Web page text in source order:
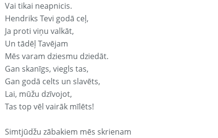
Vai tikai neapnicis.
Hendriks Tevi godā ceļ,
Ja proti viņu valkāt,
Un tādēļ Tavējam
Mēs varam dziesmu dziedāt.
Gan skanīgs, viegls tas,
Gan godā celts un slavēts,
Lai, mūžu dzīvojot,
Tas top vēl vairāk mīlēts!
Simtjūdžu zābakiem mēs skrienam